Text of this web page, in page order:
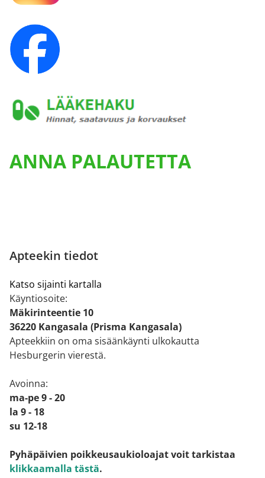
ANNA PALAUTETTA
Apteekin tiedot
Katso sijainti kartalla
Käyntiosoite:
Mäkirinteentie 10
36220 Kangasala (Prisma Kangasala)
Apteekkiin on oma sisäänkäynti ulkokautta
Hesburgerin vierestä.
Avoinna:
ma-pe 9 - 20
la 9 - 18
su 12-18
Pyhäpäivien poikkeusaukioloajat voit tarkistaa
klikkaamalla tästä.